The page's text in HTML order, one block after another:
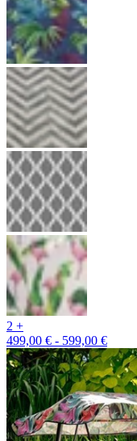
2 +
499,00 € - 599,00 €